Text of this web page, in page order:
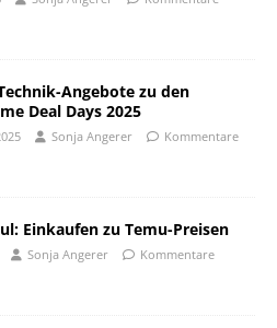
Angebote zu den
Deal Days 2025
Sonja Angerer
Kommentare
Einkaufen zu Temu-Preisen
Sonja Angerer
Kommentare